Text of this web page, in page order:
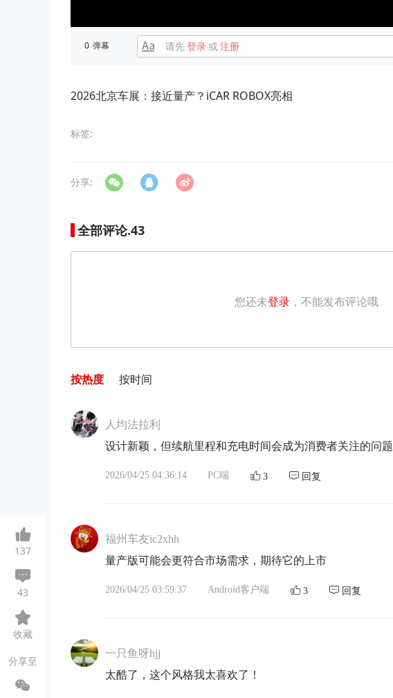
0 弹幕 请先登录或注册
2026北京车展：接近量产？iCAR ROBOX亮相
标签:
分享:
全部评论.43
您还未登录 ，不能发布评论哦
按热度 按时间
人均法拉利
设计新颖，但续航里程和充电时间会成为消费者关注的问题
2026/04/25 04:36:14 PC端 3 回复
福州车友ic2xhh
量产版可能会更符合市场需求，期待它的上市
2026/04/25 03:59:37 Android客户端 3 回复
一只鱼呀hjj
太酷了，这个风格我太喜欢了！
137
43
收藏
分享至